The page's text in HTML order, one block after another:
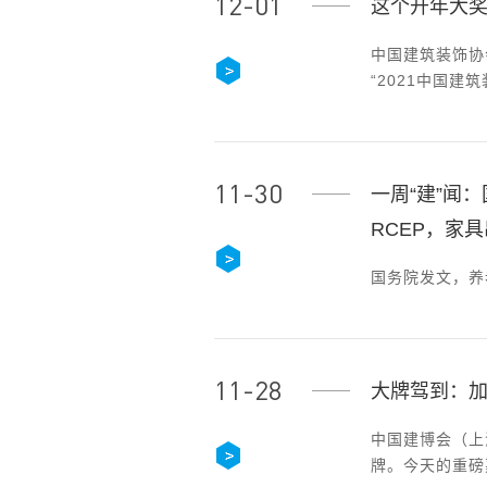
这个开年大
中国建筑装饰
“2021中国建筑
11-30
一周“建”闻
RCEP，家
国务院发文，
11-28 大牌驾到：
中国建博会（
牌。今天的重